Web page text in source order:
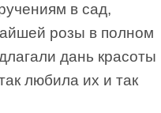
в сад,
розы в полном
дань красоты
любила их и так